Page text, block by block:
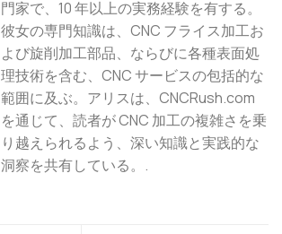
門家で、10 年以上の実務経験を有する。
彼女の専門知識は、CNC フライス加工お
よび旋削加工部品、ならびに各種表面処
理技術を含む、CNC サービスの包括的な
範囲に及ぶ。アリスは、CNCRush.com
を通じて、読者が CNC 加工の複雑さを乗
り越えられるよう、深い知識と実践的な
洞察を共有している。.